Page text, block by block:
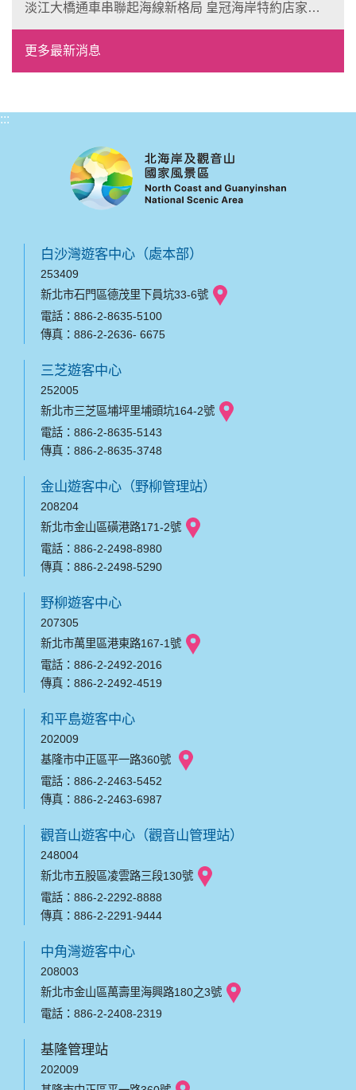
淡江大橋通車串聯起海線新格局 皇冠海岸特約店家、
風格形塑即日起開放報名
更多最新消息
:::
白沙灣遊客中心（處本部）
253409
新北市石門區德茂里下員坑33-6號
電話：886-2-8635-5100
傳真：886-2-2636- 6675
三芝遊客中心
252005
新北市三芝區埔坪里埔頭坑164-2號
電話：886-2-8635-5143
傳真：886-2-8635-3748
金山遊客中心（野柳管理站）
208204
新北市金山區磺港路171-2號
電話：886-2-2498-8980
傳真：886-2-2498-5290
野柳遊客中心
207305
新北市萬里區港東路167-1號
電話：886-2-2492-2016
傳真：886-2-2492-4519
和平島遊客中心
202009
基隆市中正區平一路360號
電話：886-2-2463-5452
傳真：886-2-2463-6987
觀音山遊客中心（觀音山管理站）
248004
新北市五股區凌雲路三段130號
電話：886-2-2292-8888
傳真：886-2-2291-9444
中角灣遊客中心
208003
新北市金山區萬壽里海興路180之3號
電話：886-2-2408-2319
基隆管理站
202009